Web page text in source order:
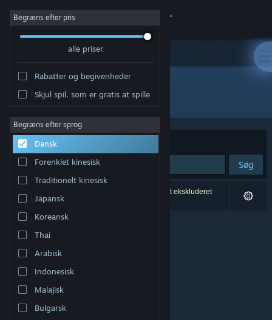
Log på
Om
Support
Skift sprog
Hent Steam-mobilappen
Vis desktop-webside
Begræns efter pris
alle priser
Rabatter og begivenheder
Skjul spil, som er gratis at spille
Begræns efter sprog
Dansk
Forenklet kinesisk
Traditionelt kinesisk
Japansk
Koreansk
Thai
Arabisk
Indonesisk
Malajisk
Bulgarsk
Udgiver: Linked Squad
Sorter efter Relevans
Søg
0 resultater matcher din søgning. 5 titler er blevet ekskluderet
baseret på dine præferencer.